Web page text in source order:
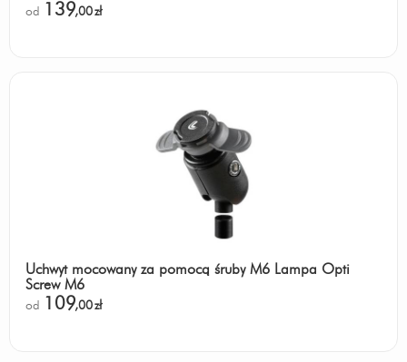
od 139,00zł
Uchwyt mocowany za pomocą śruby M6 Lampa Opti
Screw M6
od 109,00zł